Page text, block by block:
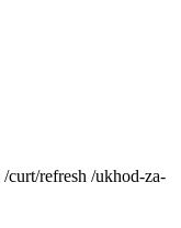
/curt/refresh /ukhod-za-